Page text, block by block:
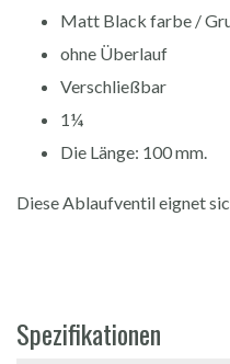
Matt Black farbe /
ohne Überlauf
Verschließbar
1¼
Die Länge: 100 mm.
Diese Ablaufventil eignet
Spezifikationen